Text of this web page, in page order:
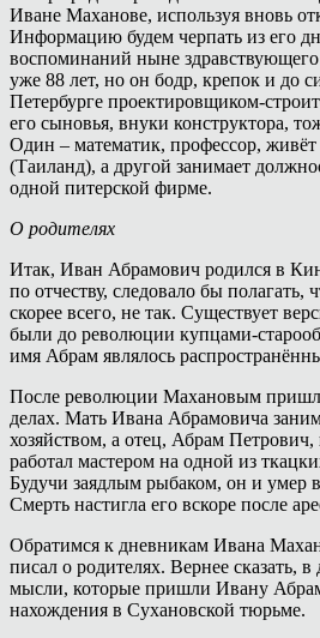
Иване Маханове, используя вновь
Информацию будем черпать из его
воспоминаний ныне здравствующего
уже 88 лет, но он бодр, крепок и до
Петербурге проектировщиком-
его сыновья, внуки конструктора,
Один – математик, профессор, живёт
(Таиланд), а другой занимает
одной питерской фирме.
О родителях
Итак, Иван Абрамович родился в
по отчеству, следовало бы полагать,
скорее всего, не так. Существует
были до революции купцами-
имя Абрам являлось
После революции Махановым
делах. Мать Ивана Абрамовича
хозяйством, а отец, Абрам
работал мастером на одной из
Будучи заядлым рыбаком, он и умер
Смерть настигла его вскоре после
Обратимся к дневникам Ивана
писал о родителях. Вернее сказать,
мысли, которые пришли Ивану
нахождения в Сухановской тюрьме.